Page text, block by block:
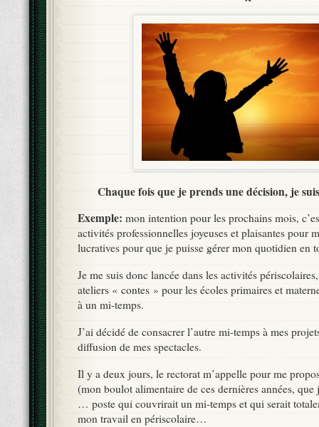
Chaque fois que je prends une décision, je
Exemple: mon intention pour les prochains mois,
activités professionnelles joyeuses et plaisantes pour
lucratives pour que je puisse gérer mon quotidien en
Je me suis donc lancée dans les activités
ateliers « contes » pour les écoles primaires et
à un mi-temps.
J’ai décidé de consacrer l’autre mi-temps à mes
diffusion de mes spectacles.
Il y a deux jours, le rectorat m’appelle pour me
(mon boulot alimentaire de ces dernières années, que
… poste qui couvrirait un mi-temps et qui serait
mon travail en périscolaire…